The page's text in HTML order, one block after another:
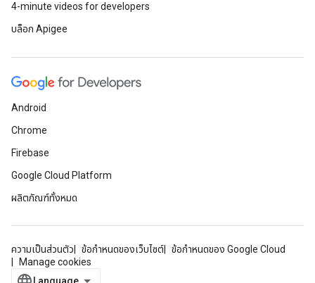
4-minute videos for developers
บล็อก Apigee
Android
Chrome
Firebase
Google Cloud Platform
ผลิตภัณฑ์ทั้งหมด
ความเป็นส่วนตัว ข้อกำหนดของเว็บไซต์
ข้อกำหนดของ Google Cloud
Manage cookies